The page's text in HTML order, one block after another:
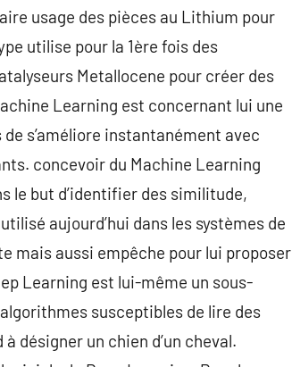
usage des pièces au Lithium pour
utilise pour la 1ère fois des
Metallocene pour créer des
Learning est concernant lui une
s’améliore instantanément avec
concevoir du Machine Learning
le but d’identifier des similitude,
aujourd’hui dans les systèmes de
mais aussi empêche pour lui proposer
Learning est lui-même un sous-
susceptibles de lire des
désigner un chien d’un cheval.